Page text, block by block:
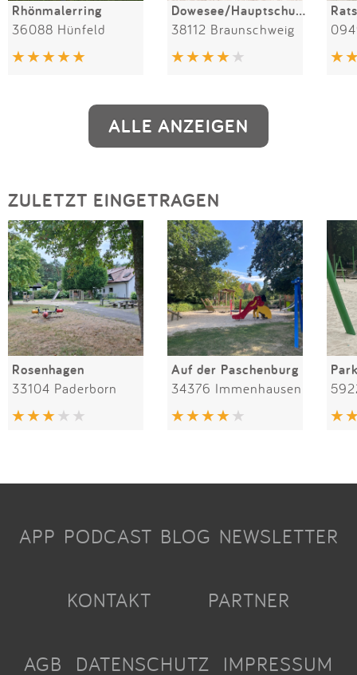
Rhönmalerring
36088 Hünfeld
Dowesee/Hauptschulgarten
38112 Braunschweig
ALLE ANZEIGEN
ZULETZT EINGETRAGEN
Rosenhagen
33104 Paderborn
Auf der Paschenburg
34376 Immenhausen
APP PODCAST BLOG NEWSLETTER
KONTAKT PARTNER
AGB DATENSCHUTZ IMPRESSUM